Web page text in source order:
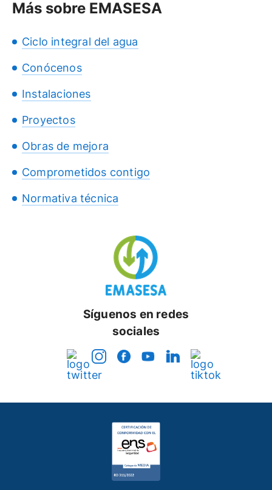
Más sobre EMASESA
Ciclo integral del agua
Conócenos
Instalaciones
Proyectos
Obras de mejora
Comprometidos contigo
Normativa técnica
Síguenos en redes
sociales